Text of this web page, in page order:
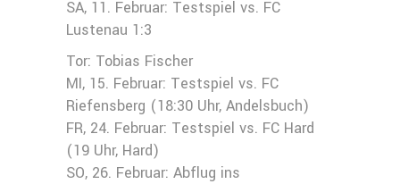
SA, 11. Februar: Testspiel vs. FC
Lustenau 1:3
Tor: Tobias Fischer
MI, 15. Februar: Testspiel vs. FC
Riefensberg (18:30 Uhr, Andelsbuch)
FR, 24. Februar: Testspiel vs. FC Hard
(19 Uhr, Hard)
SO, 26. Februar: Abflug ins